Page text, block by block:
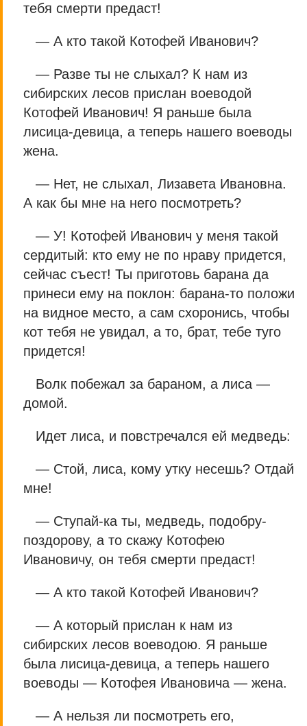
тебя смерти предаст!
— А кто такой Котофей Иванович?
— Разве ты не слыхал? К нам из
сибирских лесов прислан воеводой
Котофей Иванович! Я раньше была
лисица-девица, а теперь нашего воеводы
жена.
— Нет, не слыхал, Лизавета Ивановна.
А как бы мне на него посмотреть?
— У! Котофей Иванович у меня такой
сердитый: кто ему не по нраву придется,
сейчас съест! Ты приготовь барана да
принеси ему на поклон: барана-то положи
на видное место, а сам схоронись, чтобы
кот тебя не увидал, а то, брат, тебе туго
придется!
Волк побежал за бараном, а лиса —
домой.
Идет лиса, и повстречался ей медведь:
— Стой, лиса, кому утку несешь? Отдай
мне!
— Ступай-ка ты, медведь, подобру-
поздорову, а то скажу Котофею
Ивановичу, он тебя смерти предаст!
— А кто такой Котофей Иванович?
— А который прислан к нам из
сибирских лесов воеводою. Я раньше
была лисица-девица, а теперь нашего
воеводы — Котофея Ивановича — жена.
— А нельзя ли посмотреть его,